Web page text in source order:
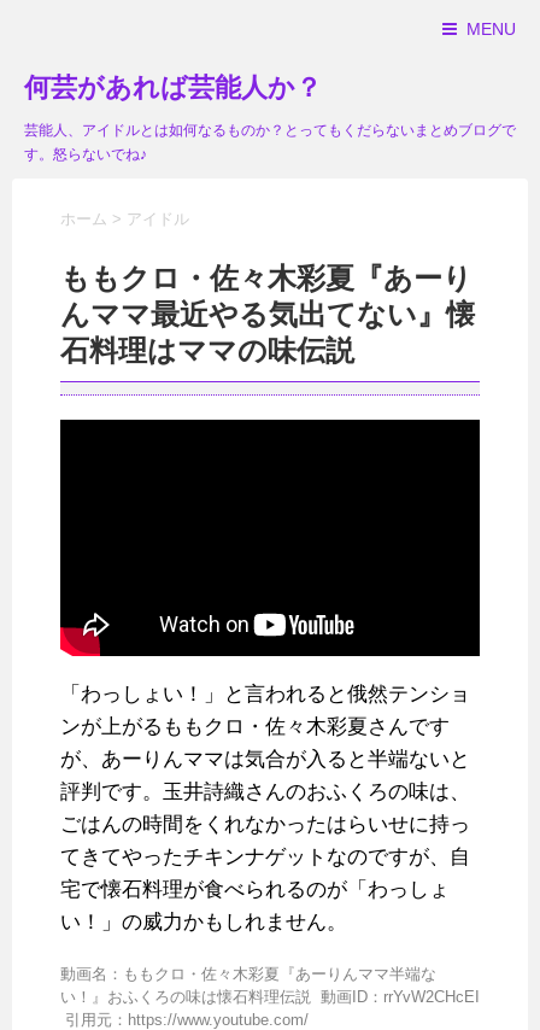
MENU
何芸があれば芸能人か？
芸能人、アイドルとは如何なるものか？とってもくだらないまとめブログで
す。怒らないでね♪
ホーム > アイドル
ももクロ・佐々木彩夏『あーり
んママ最近やる気出てない』懐
石料理はママの味伝説
「わっしょい！」と言われると俄然テンショ
ンが上がるももクロ・佐々木彩夏さんです
が、あーりんママは気合が入ると半端ないと
評判です。玉井詩織さんのおふくろの味は、
ごはんの時間をくれなかったはらいせに持っ
てきてやったチキンナゲットなのですが、自
宅で懐石料理が食べられるのが「わっしょ
い！」の威力かもしれません。
動画名：ももクロ・佐々木彩夏『あーりんママ半端な
い！』おふくろの味は懐石料理伝説 動画ID：rrYvW2CHcEI
引用元：https://www.youtube.com/